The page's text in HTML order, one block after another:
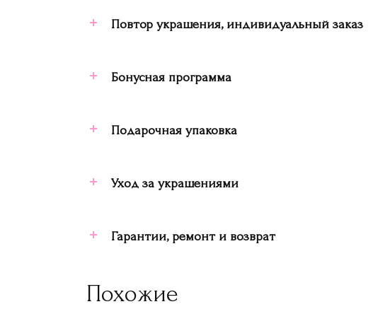
Повтор украшения, индивидуальный заказ
Бонусная программа
Подарочная упаковка
Уход за украшениями
Гарантии, ремонт и возврат
Похожие